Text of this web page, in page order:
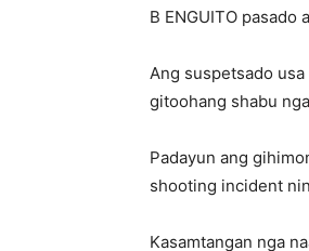
B ENGUITO
Ang suspetsado
gitoohang shabu
Padayun ang
shooting incident
Kasamtangan nga